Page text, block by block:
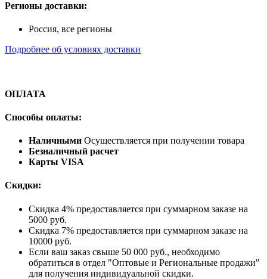
Регионы доставки:
Россия, все регионы
Подробнее об условиях доставки
ОПЛАТА
Способы оплаты:
Наличными Осуществляется при получении товара
Безналичный расчет
Карты VISA
Скидки:
Скидка 4% предоставляется при суммарном заказе на
5000 руб.
Скидка 7% предоставляется при суммарном заказе на
10000 руб.
Если ваш заказ свыше 50 000 руб., необходимо
обратиться в отдел "Оптовые и Региональные продажи"
для получения индивидуальной скидки.